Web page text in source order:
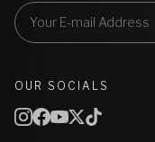
OUR SOCIALS